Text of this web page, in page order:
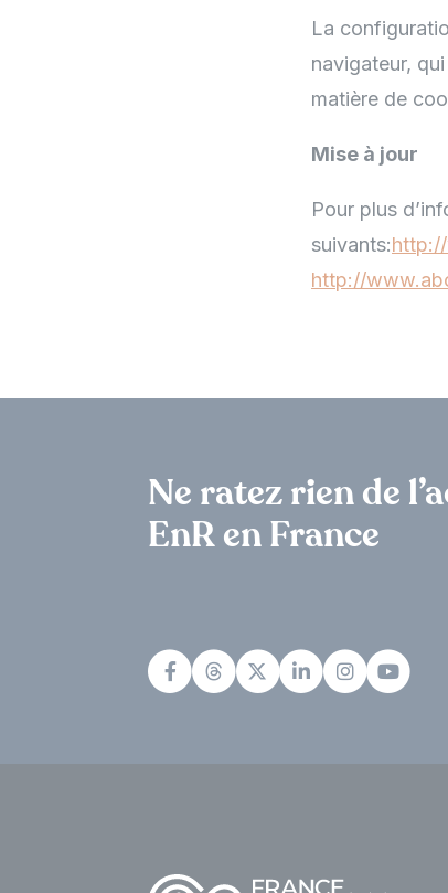
La
navigateur,
matière de
Mise à jour
Pour plus
suivants:
http://
Ne ratez rien de
EnR en France